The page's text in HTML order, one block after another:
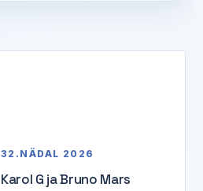
32.NÄDAL 2026
Karol G ja Bruno Mars